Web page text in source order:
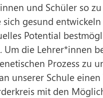
und Schüler so
sich gesund
Potential
Um die Lehrer*innen
Prozess zu
unserer Schule
mit den